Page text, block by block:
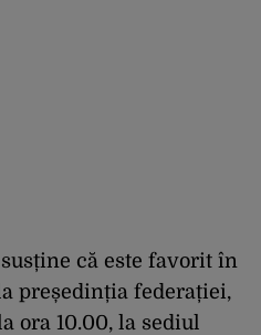
că este favorit în
președinția federației,
ora 10.00, la sediul